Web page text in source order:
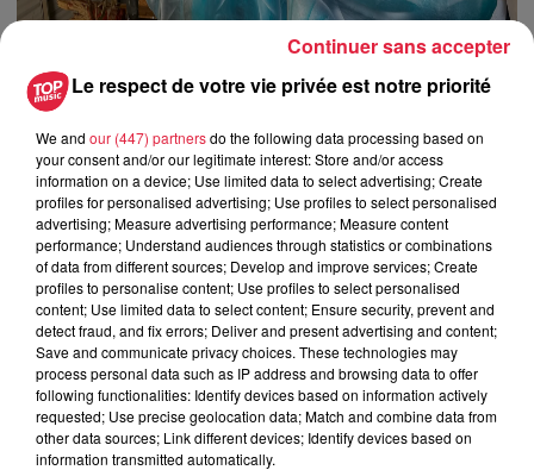
Le respect de votre vie privée est notre priorité
We and our (447) partnersdo the following data processing based on
your consent and/or our legitimate interest: Store and/or access
information on a device; Use limited data to select advertising; Create
profiles for personalised advertising; Use profiles to select personalised
advertising; Measure advertising performance; Measure content
performance; Understand audiences through statistics or combinations
of data from different sources; Develop and improve services; Create
profiles to personalise content; Use profiles to select personalised
content; Use limited data to select content; Ensure security, prevent and
detect fraud, and fix errors; Deliver and present advertising and content;
Save and communicate privacy choices. These technologies may
process personal data such as IP address and browsing data to offer
following functionalities: Identify devices based on information actively
requested; Use precise geolocation data; Match and combine data from
other data sources; Link different devices; Identify devices based on
information transmitted automatically.
Continuer sans accepter